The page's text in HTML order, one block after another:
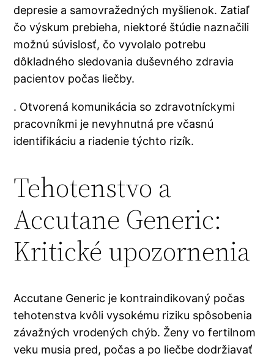
depresie a samovražedných myšlienok. Zatiaľ
čo výskum prebieha, niektoré štúdie naznačili
možnú súvislosť, čo vyvolalo potrebu
dôkladného sledovania duševného zdravia
pacientov počas liečby.
. Otvorená komunikácia so zdravotníckymi
pracovníkmi je nevyhnutná pre včasnú
identifikáciu a riadenie týchto rizík.
Tehotenstvo a
Accutane Generic:
Kritické upozornenia
Accutane Generic je kontraindikovaný počas
tehotenstva kvôli vysokému riziku spôsobenia
závažných vrodených chýb. Ženy vo fertilnom
veku musia pred, počas a po liečbe dodržiavať